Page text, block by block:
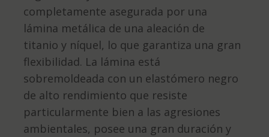
completamente asegurada por una
lámina metálica de una aleación de
titanio y níquel, lo que garantiza una gran
flexibilidad. La lámina está
sobremoldeada con un elastómero negro
de alto rendimiento que resiste
particularmente bien a las agresiones
ambientales, posee una gran duración y